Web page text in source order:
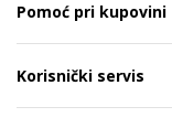
Pomoć pri kupovini
Korisnički servis